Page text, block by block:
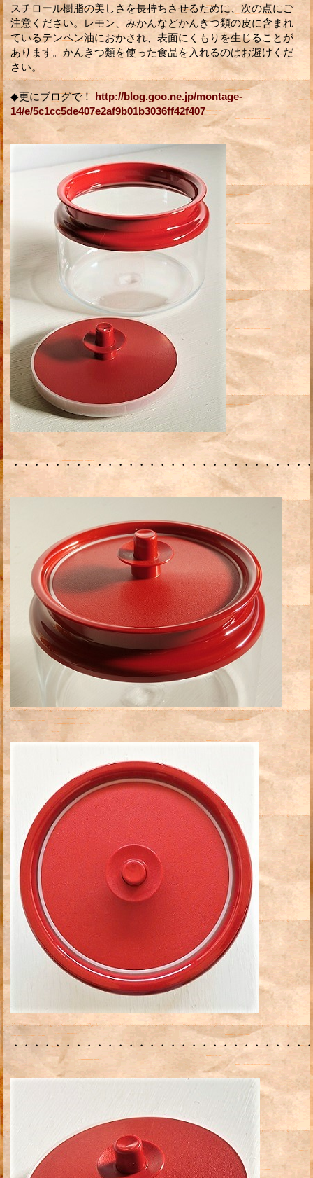
スチロール樹脂の美しさを長持ちさせるために、次の点にご
注意ください。レモン、みかんなどかんきつ類の皮に含まれ
ているテンペン油におかされ、表面にくもりを生じることが
あります。かんきつ類を使った食品を入れるのはお避けくだ
さい。
◆更にブログで！ http://blog.goo.ne.jp/montage-
14/e/5c1cc5de407e2af9b01b3036ff42f407
・・・・・・・・・・・・・・・・・・・・・・・・・・・
・・・・・・・・・・・・・・・・・・・・・・・・・・・